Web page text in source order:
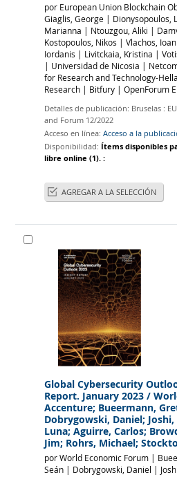
por European Union Blockchain
Giaglis, George | Dionysopoulos,
Marianna | Ntouzgou, Aliki |
Kostopoulos, Nikos |Vlachos,
Iordanis | Livitckaia, Kristina |
| Universidad de Nicosia |
for Research and Technology-
Research | Bitfury |OpenForum
Detalles de publicación: Bruselas :
and Forum 12/2022
Acceso en línea:Acceso a la
Disponibilidad: Ítems disponibles
libre online (1).:
AGREGAR A LA SELECCIÓN
Global Cybersecurity
Report. January 2023/
Accenture; Bueermann,
Dobrygowski, Daniel;
Luna; Aguirre, Carlos;
Jim; Rohrs, Michael;
porWorld Economic Forum |
Seán | Dobrygowski, Daniel |